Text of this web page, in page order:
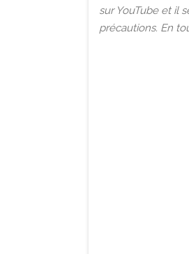
sur YouTube et il
précautions. En